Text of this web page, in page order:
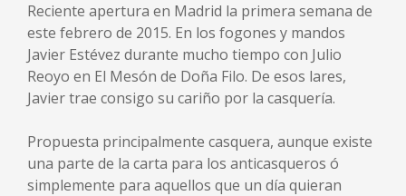
Reciente apertura en Madrid la primera semana de
este febrero de 2015. En los fogones y mandos
Javier Estévez durante mucho tiempo con Julio
Reoyo en El Mesón de Doña Filo. De esos lares,
Javier trae consigo su cariño por la casquería.
Propuesta principalmente casquera, aunque existe
una parte de la carta para los anticasqueros ó
simplemente para aquellos que un día quieran